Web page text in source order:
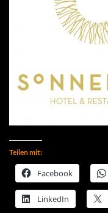
Teilen mit:
Facebook
LinkedIn